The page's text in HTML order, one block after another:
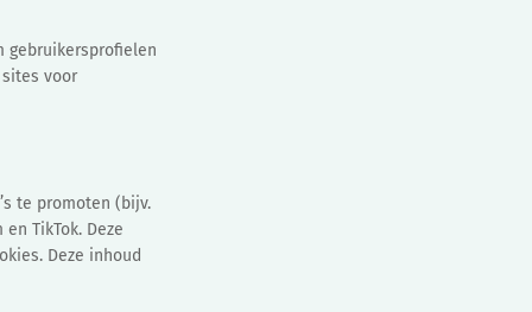
gebruikersprofielen
voor
te promoten (bijv.
TikTok. Deze
Deze inhoud